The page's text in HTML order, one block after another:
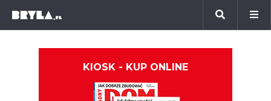
KIOSK - KUP ONLINE